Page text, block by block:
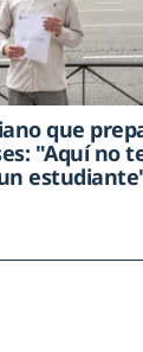
que
"Aquí no